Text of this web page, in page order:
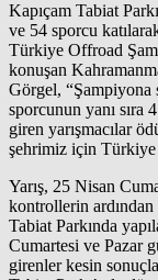
Kapıçam Tabiat
ve 54 sporcu
Türkiye Offroad
konuşan
Görgel, “Şampiyona
sporcunun yanı sıra
giren yarışmacılar
şehrimiz için Türkiye
Yarış, 25 Nisan
kontrollerin ardından
Tabiat Parkında
Cumartesi ve Pazar
girenler kesin